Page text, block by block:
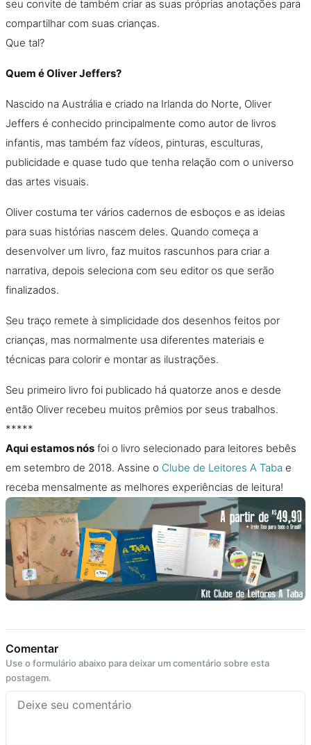
seu convite de também criar as suas próprias anotações para
compartilhar com suas crianças.
Que tal?
Quem é Oliver Jeffers?
Nascido na Austrália e criado na Irlanda do Norte, Oliver
Jeffers é conhecido principalmente como autor de livros
infantis, mas também faz vídeos, pinturas, esculturas,
publicidade e quase tudo que tenha relação com o universo
das artes visuais.
Oliver costuma ter vários cadernos de esboços e as ideias
para suas histórias nascem deles. Quando começa a
desenvolver um livro, faz muitos rascunhos para criar a
narrativa, depois seleciona com seu editor os que serão
finalizados.
Seu traço remete à simplicidade dos desenhos feitos por
crianças, mas normalmente usa diferentes materiais e
técnicas para colorir e montar as ilustrações.
Seu primeiro livro foi publicado há quatorze anos e desde
então Oliver recebeu muitos prêmios por seus trabalhos.
*****
Aqui estamos nós foi o livro selecionado para leitores bebês
em setembro de 2018. Assine o Clube de Leitores A Taba e
receba mensalmente as melhores experiências de leitura!
Comentar
Use o formulário abaixo para deixar um comentário sobre esta
postagem.